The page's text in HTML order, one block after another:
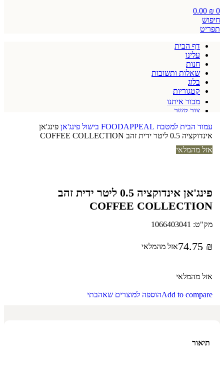
0
0.00 ₪
חיפוש
תפריט
דף הבית
עלינו
חנות
שאלות ותשובות
בלוג
קטגוריות
מכור איתנו
צור קשר
עמוד הבית למטבח FOODAPPEAL בישול פינג'אן פינג'אן
אינדוקציה 0.5 ליטר ידית זהב COFFEE COLLECTION
אזל מהמלאי
פינג'אן אינדוקציה 0.5 ליטר ידית זהב
COFFEE COLLECTION
מק"ט: 1066403041
74.75 ₪ אזל מהמלאי
אזל מהמלאי
Add to compareהוספה למוצרים שאהבתי
תיאור